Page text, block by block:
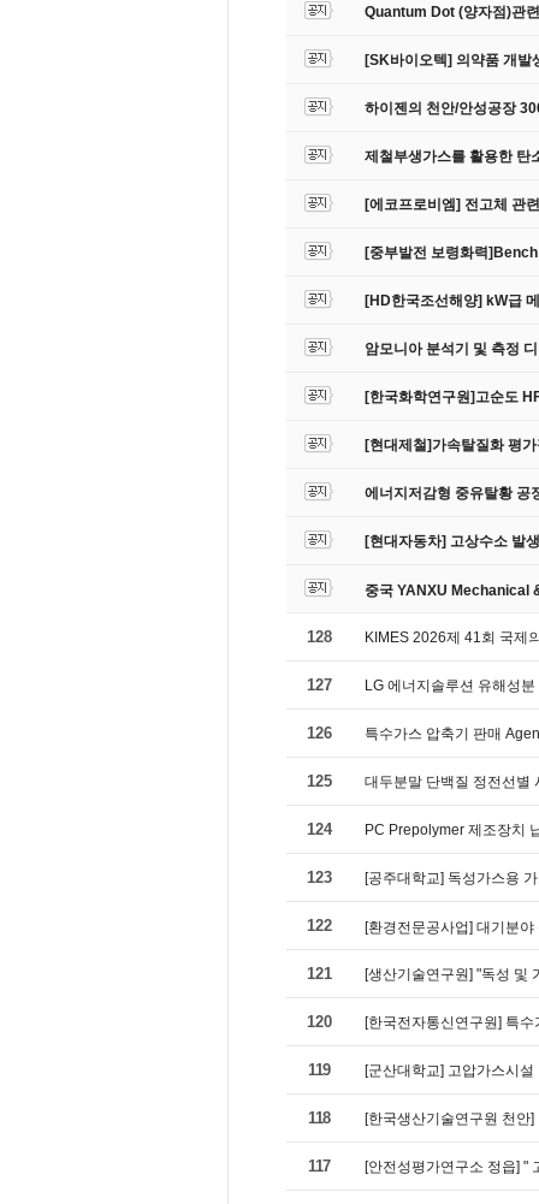
Quantum Dot (양자점)관
[SK바이오텍] 의약품 개발
하이젠의 천안/안성공장
제철부생가스를 활용한 탄
[에코프로비엠] 전고체 관
[중부발전 보령화력
[HD한국조선해양] kW급
암모니아 분석기 및 측정
[한국화학연구원]고순도
[현대제철]가속탈질화 평
에너지저감형 중유탈황 공
[현대자동차] 고상수소 발
중국 YANXU Mechanical
128 KIMES 2026제 41회 국제
127 LG 에너지솔루션 유해성
126 특수가스 압축기 판매
125 대두분말 단백질 정전선별
124 PC Prepolymer 제조장치
123 [공주대학교] 독성가스용
122 [환경전문공사업] 대기분야
121 [생산기술연구원] "독성 및
120 [한국전자통신연구원] 특
119 [군산대학교] 고압가스시
118 [한국생산기술연구원 천안
117 [안전성평가연구소 정읍] "